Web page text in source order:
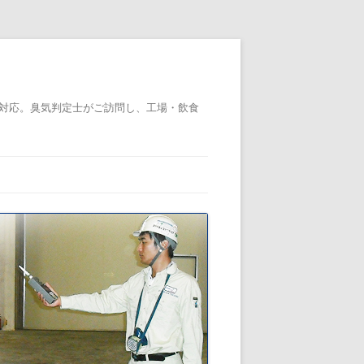
。臭気判定士がご訪問し、工場・飲食